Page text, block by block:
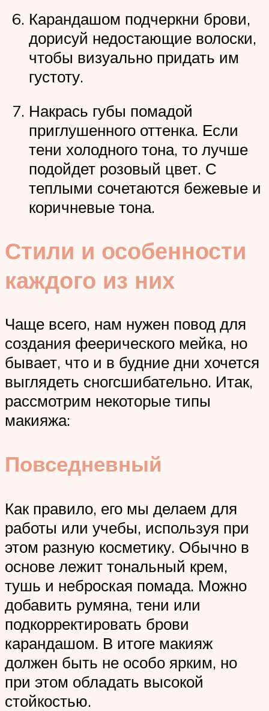
Карандашом подчеркни брови,
дорисуй недостающие волоски,
чтобы визуально придать им
густоту.
Накрась губы помадой
приглушенного оттенка. Если
тени холодного тона, то лучше
подойдет розовый цвет. С
теплыми сочетаются бежевые и
коричневые тона.
Стили и особенности
каждого из них
Чаще всего, нам нужен повод для
создания феерического мейка, но
бывает, что и в будние дни хочется
выглядеть сногсшибательно. Итак,
рассмотрим некоторые типы
макияжа:
Повседневный
Как правило, его мы делаем для
работы или учебы, используя при
этом разную косметику. Обычно в
основе лежит тональный крем,
тушь и неброская помада. Можно
добавить румяна, тени или
подкорректировать брови
карандашом. В итоге макияж
должен быть не особо ярким, но
при этом обладать высокой
стойкостью.